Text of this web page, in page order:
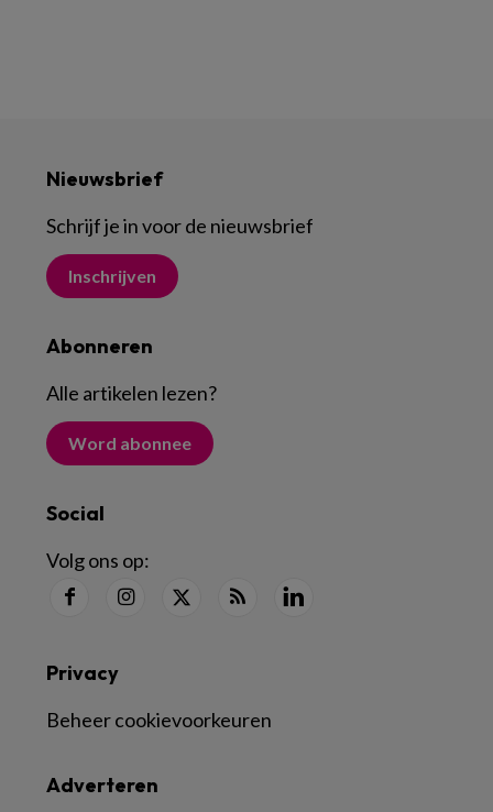
Nieuwsbrief
Schrijf je in voor de nieuwsbrief
Inschrijven
Abonneren
Alle artikelen lezen?
Word abonnee
Social
Volg ons op:
Adverteren
Privacy
Beheer cookievoorkeuren